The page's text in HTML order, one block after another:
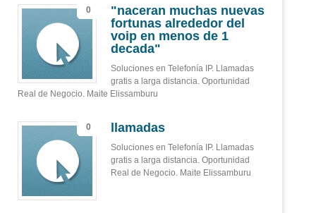
0
"naceran muchas nuevas
fortunas alrededor del
voip en menos de 1
decada"
Soluciones en Telefonía IP. Llamadas
gratis a larga distancia. Oportunidad
Real de Negocio. Maite Elissamburu
0 llamadas
Soluciones en Telefonía IP. Llamadas
gratis a larga distancia. Oportunidad
Real de Negocio. Maite Elissamburu